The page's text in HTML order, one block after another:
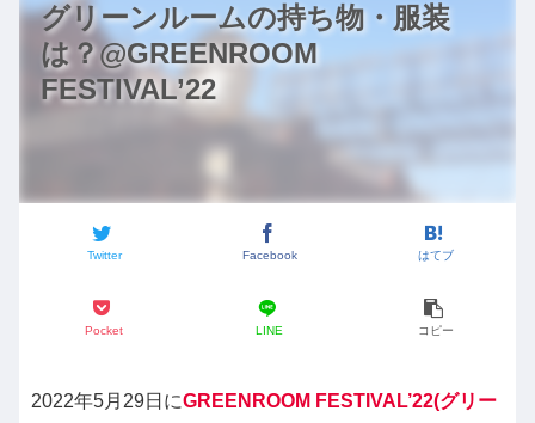
グリーンルームの持ち物・服装
は？@GREENROOM
FESTIVAL’22
Twitter Facebook はてブ
Pocket LINE コピー
2022年5月29日にGREENROOM FESTIVAL’22(グリー